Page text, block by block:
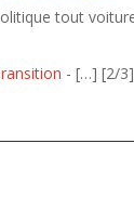
tout
- […] [2/3]